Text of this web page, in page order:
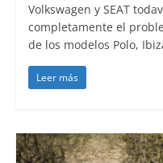
Volkswagen y SEAT
completamente el
de los modelos Polo,
Leer más